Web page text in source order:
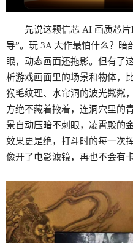
先说这颗信芯 AI 画质芯
导”。玩 3A 大作最怕什么？暗
眼，动态画面还拖影。但有了
析游戏画面里的场景和物体，
猴毛纹理、水帘洞的波光粼粼
方绝不藏着掖着，连洞穴里的
景自动压暗不刺眼，凌霄殿的
效果更是绝，打斗时的每一次
像开了电影滤镜，再也不会有